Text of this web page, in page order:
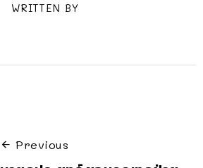
WRITTEN BY
Previous